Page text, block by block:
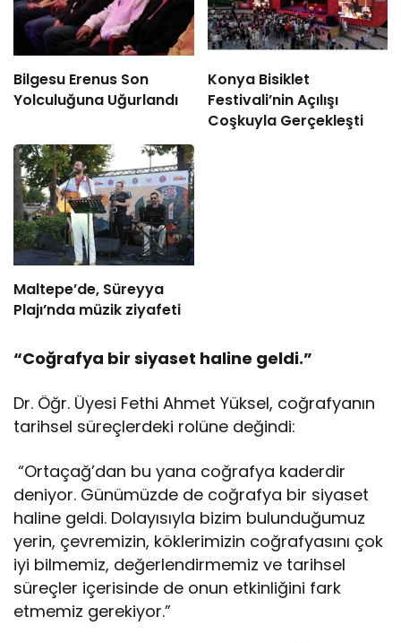
Bilgesu Erenus Son
Yolculuğuna Uğurlandı
Konya Bisiklet
Festivali’nin Açılışı
Coşkuyla Gerçekleşti
Maltepe’de, Süreyya
Plajı’nda müzik ziyafeti
“Coğrafya bir siyaset haline geldi.”
Dr. Öğr. Üyesi Fethi Ahmet Yüksel, coğrafyanın
tarihsel süreçlerdeki rolüne değindi:
“Ortaçağ’dan bu yana coğrafya kaderdir
deniyor. Günümüzde de coğrafya bir siyaset
haline geldi. Dolayısıyla bizim bulunduğumuz
yerin, çevremizin, köklerimizin coğrafyasını çok
iyi bilmemiz, değerlendirmemiz ve tarihsel
süreçler içerisinde de onun etkinliğini fark
etmemiz gerekiyor.”